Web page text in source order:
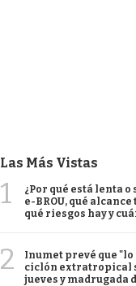
Las Más Vistas
1
¿Por qué está lenta
e-BROU, qué
qué riesgos hay y
2
Inumet prevé que
ciclón extratropical
jueves y madrugada